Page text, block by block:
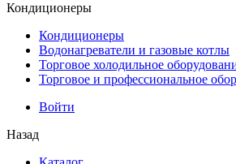
Кондиционеры
Кондиционеры
Водонагреватели и газовые котлы
Торговое холодильное
Торговое и профессиональное
Войти
Назад